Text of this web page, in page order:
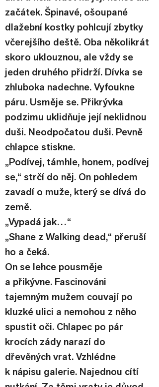
začátek. Špinavé, ošoupané
dlažební kostky pohlcují zbytky
včerejšího deště. Oba několikrát
skoro uklouznou, ale vždy se
jeden druhého přidrží. Dívka se
zhluboka nadechne. Vyfoukne
páru. Usměje se. Přikrývka
podzimu uklidňuje její neklidnou
duši. Neodpočatou duši. Pevně
chlapce stiskne.
„Podívej, támhle, honem, podívej
se,“ strčí do něj. On pohledem
zavadí o muže, který se dívá do
země.
„Vypadá jak…“
„Shane z Walking dead,“ přeruší
ho a čeká.
On se lehce pousměje
a přikývne. Fascinováni
tajemným mužem couvají po
kluzké ulici a nemohou z něho
spustit oči. Chlapec po pár
krocích zády narazí do
dřevěných vrat. Vzhlédne
k nápisu galerie. Najednou cítí